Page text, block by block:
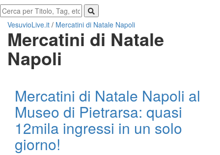
VesuvioLive.it / Mercatini di Natale Napoli
Mercatini di Natale
Napoli
Mercatini di Natale Napoli al
Museo di Pietrarsa: quasi
12mila ingressi in un solo
giorno!